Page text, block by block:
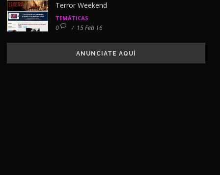
Terror Weekend
TEMÁTICAS
0 / 15 Feb 16
ANUNCIATE AQUÍ